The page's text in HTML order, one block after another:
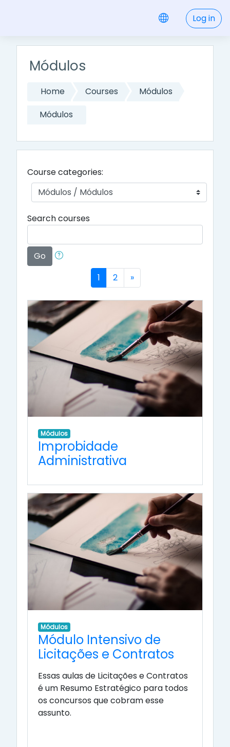
Log in
Módulos
Home Courses
Módulos
Módulos
Course categories:
Search courses
Go
1 (current)
2 »Next
Módulos
Improbidade
Administrativa
Módulos
Módulo Intensivo de
Licitações e Contratos
Essas aulas de Licitações e Contratos
é um Resumo Estratégico para todos
os concursos que cobram esse
assunto.